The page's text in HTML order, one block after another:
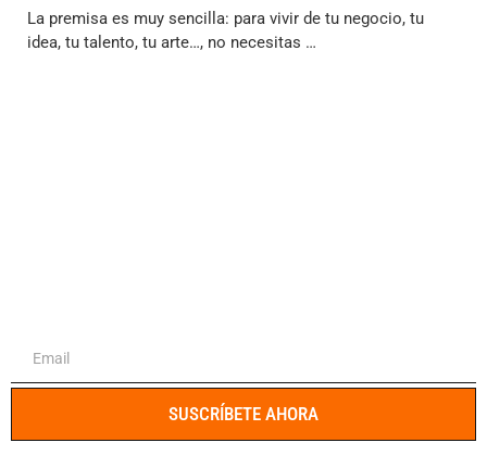
La premisa es muy sencilla: para vivir de tu negocio, tu
idea, tu talento, tu arte…, no necesitas …
SUSCRÍBETE AHORA